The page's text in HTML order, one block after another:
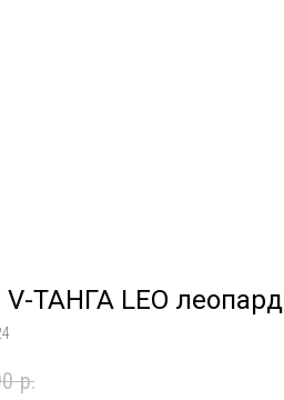
ТАНГА LEO леопард
р.